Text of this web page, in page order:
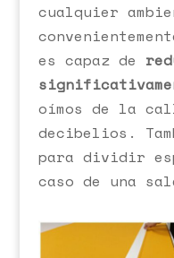
cualquier
es capaz de
oímos de la
decibelios.
para dividir
caso de una